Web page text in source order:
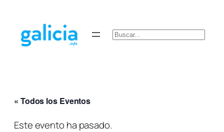
Buscar
« Todos los Eventos
Este evento ha pasado.